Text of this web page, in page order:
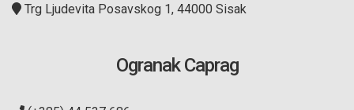
Trg Ljudevita Posavskog 1, 44000 Sisak
Ogranak Caprag